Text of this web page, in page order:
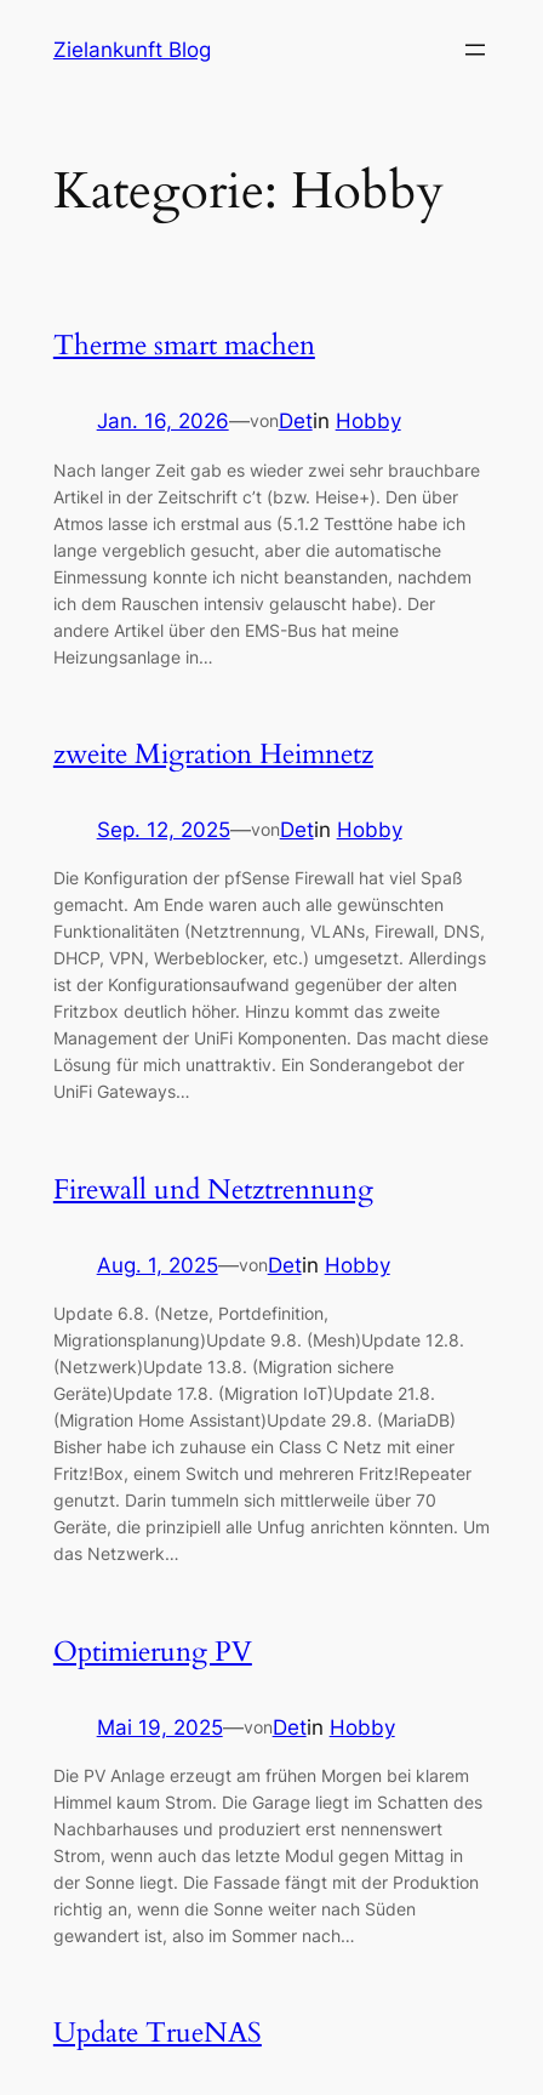
InhaltZielankunft Blog
Kategorie: Hobby
Therme smart machen
Jan. 16, 2026—vonDetin Hobby
Nach langer Zeit gab es wieder zwei sehr brauchbare
Artikel in der Zeitschrift c’t (bzw. Heise+). Den über
Atmos lasse ich erstmal aus (5.1.2 Testtöne habe ich
lange vergeblich gesucht, aber die automatische
Einmessung konnte ich nicht beanstanden, nachdem
ich dem Rauschen intensiv gelauscht habe). Der
andere Artikel über den EMS-Bus hat meine
Heizungsanlage in…
zweite Migration Heimnetz
Sep. 12, 2025—vonDetin Hobby
Die Konfiguration der pfSense Firewall hat viel Spaß
gemacht. Am Ende waren auch alle gewünschten
Funktionalitäten (Netztrennung, VLANs, Firewall, DNS,
DHCP, VPN, Werbeblocker, etc.) umgesetzt. Allerdings
ist der Konfigurationsaufwand gegenüber der alten
Fritzbox deutlich höher. Hinzu kommt das zweite
Management der UniFi Komponenten. Das macht diese
Lösung für mich unattraktiv. Ein Sonderangebot der
UniFi Gateways…
Firewall und Netztrennung
Aug. 1, 2025—vonDetin Hobby
Update 6.8. (Netze, Portdefinition,
Migrationsplanung)Update 9.8. (Mesh)Update 12.8.
(Netzwerk)Update 13.8. (Migration sichere
Geräte)Update 17.8. (Migration IoT)Update 21.8.
(Migration Home Assistant)Update 29.8. (MariaDB)
Bisher habe ich zuhause ein Class C Netz mit einer
Fritz!Box, einem Switch und mehreren Fritz!Repeater
genutzt. Darin tummeln sich mittlerweile über 70
Geräte, die prinzipiell alle Unfug anrichten könnten. Um
das Netzwerk…
Optimierung PV
Mai 19, 2025—vonDetin Hobby
Die PV Anlage erzeugt am frühen Morgen bei klarem
Himmel kaum Strom. Die Garage liegt im Schatten des
Nachbarhauses und produziert erst nennenswert
Strom, wenn auch das letzte Modul gegen Mittag in
der Sonne liegt. Die Fassade fängt mit der Produktion
richtig an, wenn die Sonne weiter nach Süden
gewandert ist, also im Sommer nach…
Update TrueNAS